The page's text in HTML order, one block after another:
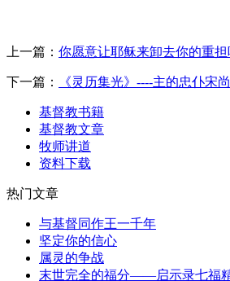
上一篇： 你愿意让耶稣来卸去你的重担
下一篇： 《灵历集光》----主的忠仆宋
基督教书籍
基督教文章
牧师讲道
资料下载
热门文章
与基督同作王一千年
坚定你的信心
属灵的争战
末世完全的福分——启示录七福